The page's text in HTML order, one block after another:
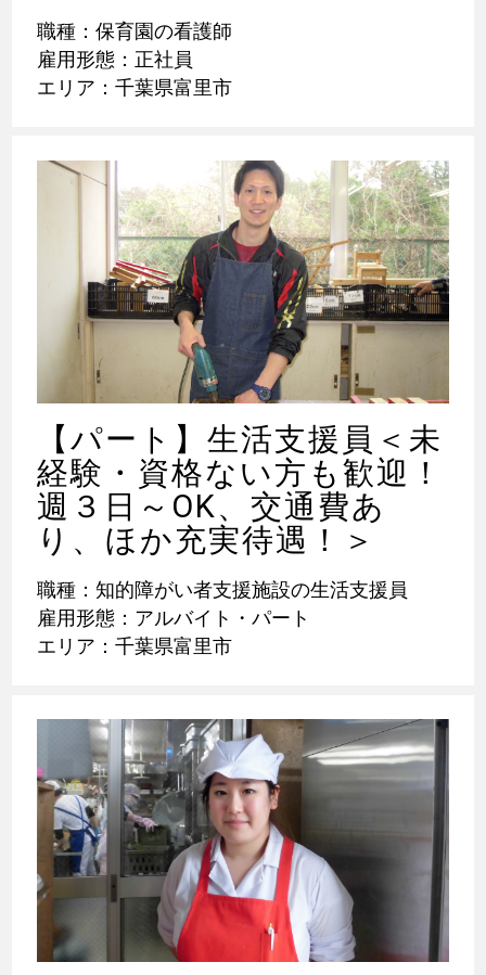
職種：保育園の看護師
雇用形態：正社員
エリア：千葉県富里市
【パート】生活支援員＜未
経験・資格ない方も歓迎！
週３日～OK、交通費あ
り、ほか充実待遇！＞
職種：知的障がい者支援施設の生活支援員
雇用形態：アルバイト・パート
エリア：千葉県富里市